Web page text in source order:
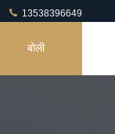
13538396649
बोली